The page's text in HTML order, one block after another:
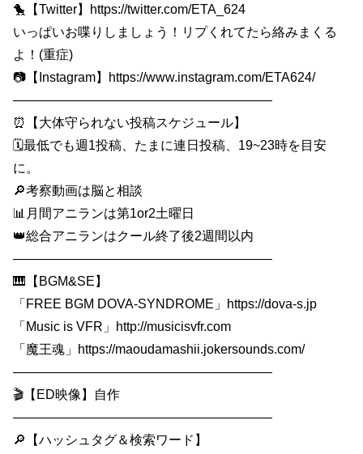
🐤【Twitter】https://twitter.com/ETA_624
いっぱいお喋りしましょう！リプくれてたら絡みまくる
よ！(重症)
📷【Instagram】https://www.instagram.com/ETA624/
————————————————————
⏰【大体守られない投稿スケジュール】
🗓最低でも週1投稿、たまに連日投稿、19~23時を目安
に。
🔎考察動画は脳と相談
📊月間アニランは第1or2土曜日
👑総合アニランはクール終了後2週間以内
————————————————————
🎹【BGM&SE】
「FREE BGM DOVA-SYNDROME」https://dova-s.jp
「Music is VFR」http://musicisvfr.com
「魔王魂」https://maoudamashii.jokersounds.com/
————————————————————
🎬【ED映像】自作
————————————————————
🔎【ハッシュタグ＆検索ワード】